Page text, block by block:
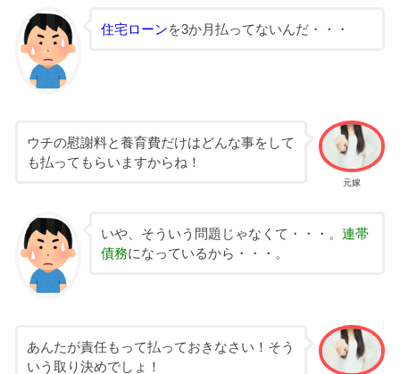
住宅ローンを3か月払ってないんだ・・・
元嫁
ウチの慰謝料と養育費だけはどんな事をして
も払ってもらいますからね！
いや、そういう問題じゃなくて・・・。連帯
債務になっているから・・・。
あんたが責任もって払っておきなさい！そう
いう取り決めでしょ！